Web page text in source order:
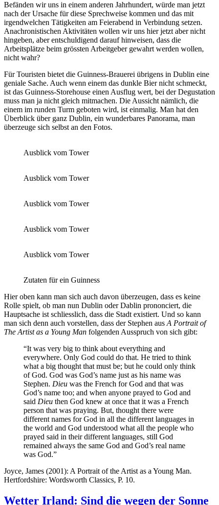
Befänden wir uns in einem anderen Jahrhundert, würde man jetzt
nach der Ursache für diese Sprechweise kommen und das mit
irgendwelchen Tätigkeiten am Feierabend in Verbindung setzen.
Anachronistischen Aktivitäten wollen wir uns hier jetzt aber nicht
hingeben, aber entschuldigend darauf hinweisen, dass die
Arbeitsplätze beim grössten Arbeitgeber gewahrt werden wollen,
nicht wahr?
Für Touristen bietet die Guinness-Brauerei übrigens in Dublin eine
geniale Sache. Auch wenn einem das dunkle Bier nicht schmeckt,
ist das Guinness-Storehouse einen Ausflug wert, bei der Degustation
muss man ja nicht gleich mitmachen. Die Aussicht nämlich, die
einem im runden Turm geboten wird, ist einmalig. Man hat den
Überblick über ganz Dublin, ein wunderbares Panorama, man
überzeuge sich selbst an den Fotos.
Ausblick vom Tower
Ausblick vom Tower
Ausblick vom Tower
Ausblick vom Tower
Ausblick vom Tower
Zutaten für ein Guinness
Hier oben kann man sich auch davon überzeugen, dass es keine
Rolle spielt, ob man nun Dublin oder Dablin prononciert, die
Hauptsache ist schliesslich, dass die Stadt existiert. Und so kann
man sich denn auch vorstellen, dass der Stephen aus A Portrait of
The Artist as a Young Man folgenden Ausspruch von sich gibt:
“It was very big to think about everything and
everywhere. Only God could do that. He tried to think
what a big thought that must be; but he could only think
of God. God was God’s name just as his name was
Stephen. Dieu was the French for God and that was
God’s name too; and when anyone prayed to God and
said Dieu then God knew at once that it was a French
person that was praying. But, thought there were
different names for God in all the different languages in
the world and God understood what all the people who
prayed said in their different languages, still God
remained always the same God and God’s real name
was God.”
Joyce, James (2001): A Portrait of the Artist as a Young Man.
Hertfordshire: Wordsworth Classics, P. 10.
Wetter Irland: Sind die wegen der Sonne